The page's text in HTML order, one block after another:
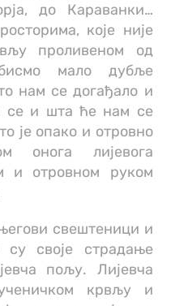
до Караванки…
које није
проливеном од
мало дубље
нам се догађало и
се и шта ће нам се
је опако и отровно
онога лијевога
и отровном руком
свештеници и
своје страдање
пољу. Лијевча
крвљу и